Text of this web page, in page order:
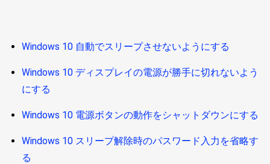
Windows 10 自動でスリープさせないようにする
Windows 10 ディスプレイの電源が勝手に切れないよう
にする
Windows 10 電源ボタンの動作をシャットダウンにする
Windows 10 スリープ解除時のパスワード入力を省略す
る